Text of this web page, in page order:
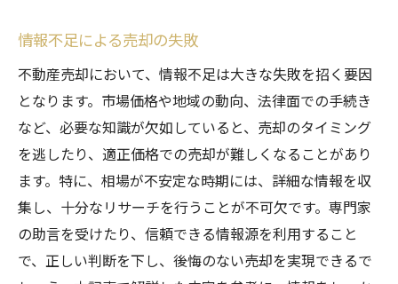
情報不足による売却の失敗
不動産売却において、情報不足は大きな失敗を招く要因
となります。市場価格や地域の動向、法律面での手続き
など、必要な知識が欠如していると、売却のタイミング
を逃したり、適正価格での売却が難しくなることがあり
ます。特に、相場が不安定な時期には、詳細な情報を収
集し、十分なリサーチを行うことが不可欠です。専門家
の助言を受けたり、信頼できる情報源を利用すること
で、正しい判断を下し、後悔のない売却を実現できるで